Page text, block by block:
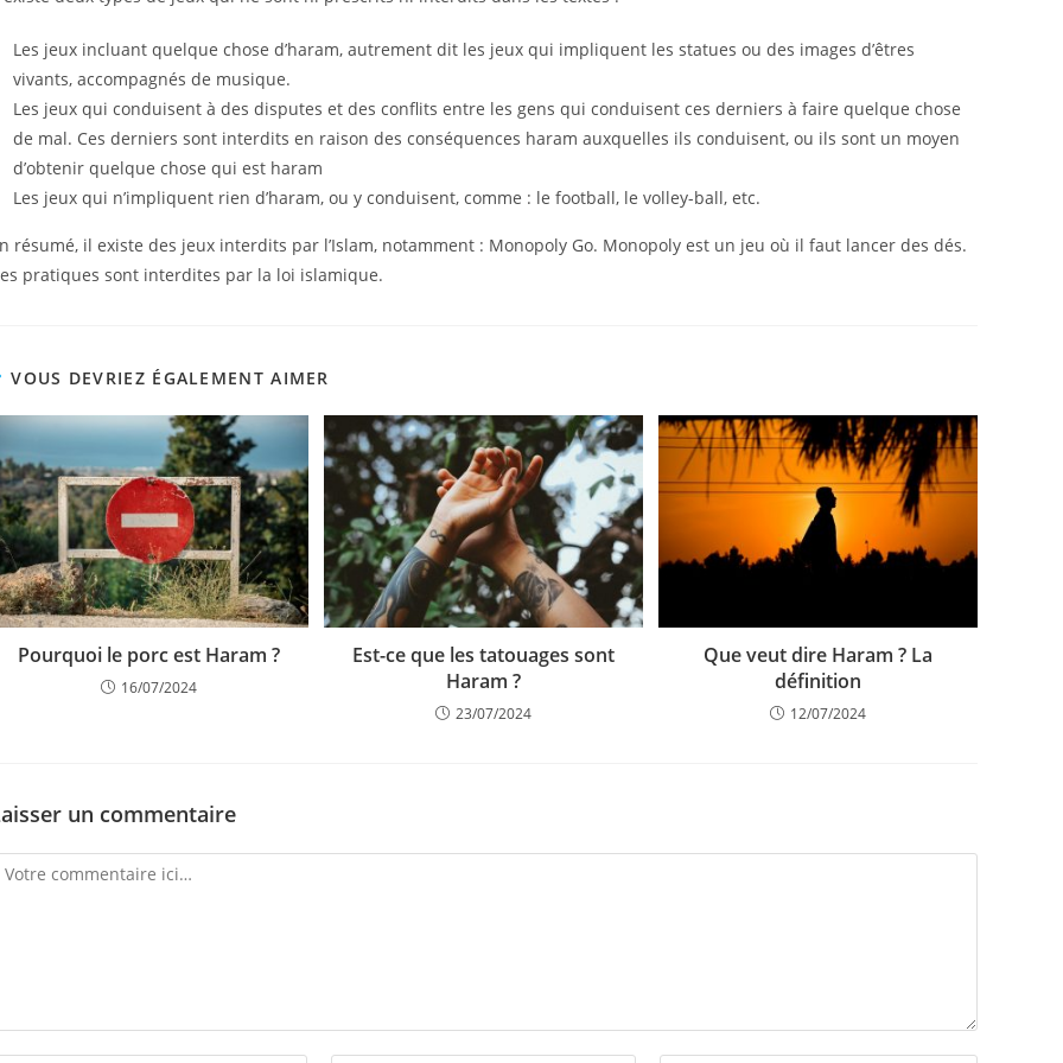
Les jeux incluant quelque chose d’haram, autrement dit les jeux qui impliquent les statues ou des images d’êtres
vivants, accompagnés de musique.
Les jeux qui conduisent à des disputes et des conflits entre les gens qui conduisent ces derniers à faire quelque chose
de mal. Ces derniers sont interdits en raison des conséquences haram auxquelles ils conduisent, ou ils sont un moyen
d’obtenir quelque chose qui est haram
Les jeux qui n’impliquent rien d’haram, ou y conduisent, comme : le football, le volley-ball, etc.
résumé, il existe des jeux interdits par l’Islam, notamment : Monopoly Go. Monopoly est un jeu où il faut lancer des dés.
pratiques sont interdites par la loi islamique.
VOUS DEVRIEZ ÉGALEMENT AIMER
Pourquoi le porc est Haram ?
16/07/2024
Est-ce que les tatouages sont
Haram ?
23/07/2024
Que veut dire Haram ? La
définition
12/07/2024
un commentaire